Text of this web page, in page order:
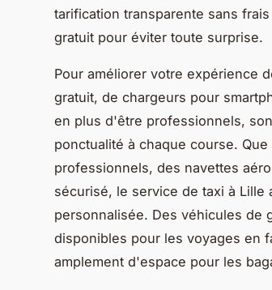
tarification transparente sans
gratuit pour éviter toute surprise.
Pour améliorer votre expérience
gratuit, de chargeurs pour
en plus d'être professionnels,
ponctualité à chaque course.
professionnels, des navettes
sécurisé, le service de taxi à
personnalisée. Des véhicules de
disponibles pour les voyages en
amplement d'espace pour les